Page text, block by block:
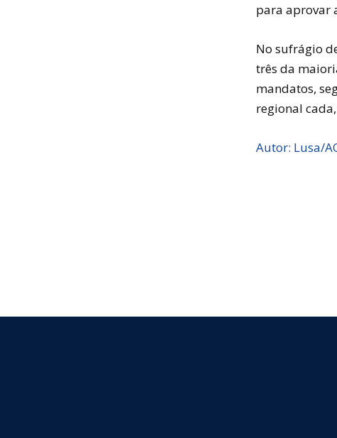
para aprovar
No sufrágio
três da
mandatos,
regional
Autor: Lusa/